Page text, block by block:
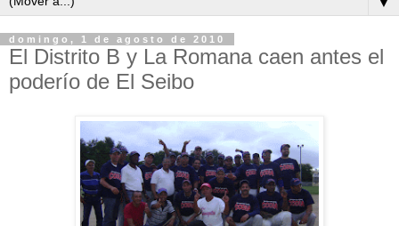
domingo, 1 de agosto de 2010
El Distrito B y La Romana caen antes el
poderío de El Seibo